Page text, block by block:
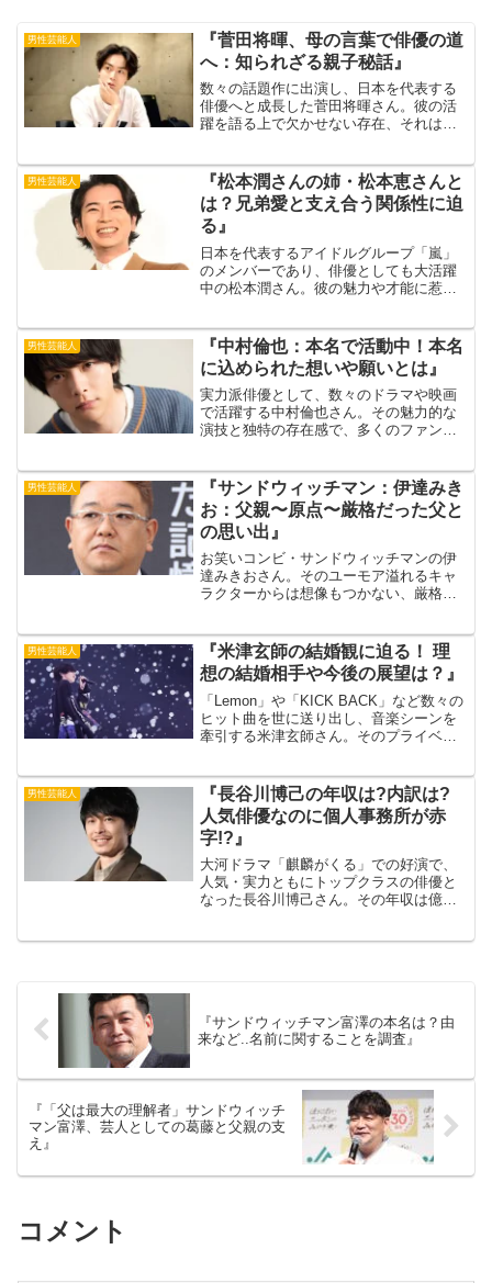
男性芸能人
『菅田将暉、母の言葉で俳優の道
へ：知られざる親子秘話』
数々の話題作に出演し、日本を代表する
俳優へと成長した菅田将暉さん。彼の活
躍を語る上で欠かせない存在、それは母
元：映画.com実は、菅田将暉さんが俳優
を志すきっかけとなっ...
男性芸能人
『松本潤さんの姉・松本恵さんと
は？兄弟愛と支え合う関係性に迫
る』
日本を代表するアイドルグループ「嵐」
のメンバーであり、俳優としても大活躍
中の松本潤さん。彼の魅力や才能に惹か
知でしょうか？特に、2歳年上の姉、松本
恵さんとの絆は特別なも...
男性芸能人
『中村倫也：本名で活動中！本名
に込められた想いや願いとは』
実力派俳優として、数々のドラマや映画
で活躍する中村倫也さん。その魅力的な
演技と独特の存在感で、多くのファンを
いることをご存知でしょうか？出典元：
クランクイン！中村倫也さ...
男性芸能人
『サンドウィッチマン：伊達みき
お：父親〜原点〜厳格だった父と
の思い出』
お笑いコンビ・サンドウィッチマンの伊
達みきおさん。そのユーモア溢れるキャ
ラクターからは想像もつかない、厳格な
しかし、その道のりは決して平坦なもの
ではありませんで...
男性芸能人
『米津玄師の結婚観に迫る！ 理
想の結婚相手や今後の展望は？』
「Lemon」や「KICK BACK」など数々の
ヒット曲を世に送り出し、音楽シーンを
牽引する米津玄師さん。そのプライベー
れまで自身の結婚観について多くを語っ
てこなかった...
男性芸能人
『長谷川博己の年収は?内訳は?
人気俳優なのに個人事務所が赤
字!?』
大河ドラマ「麒麟がくる」での好演で、
人気・実力ともにトップクラスの俳優と
なった長谷川博己さん。その年収は億を
『サンドウィッチマン富澤の本名は？由
来など..名前に関することを調査』
『「父は最大の理解者」サンドウィッチ
マン富澤、芸人としての葛藤と父親の支
え』
コメント